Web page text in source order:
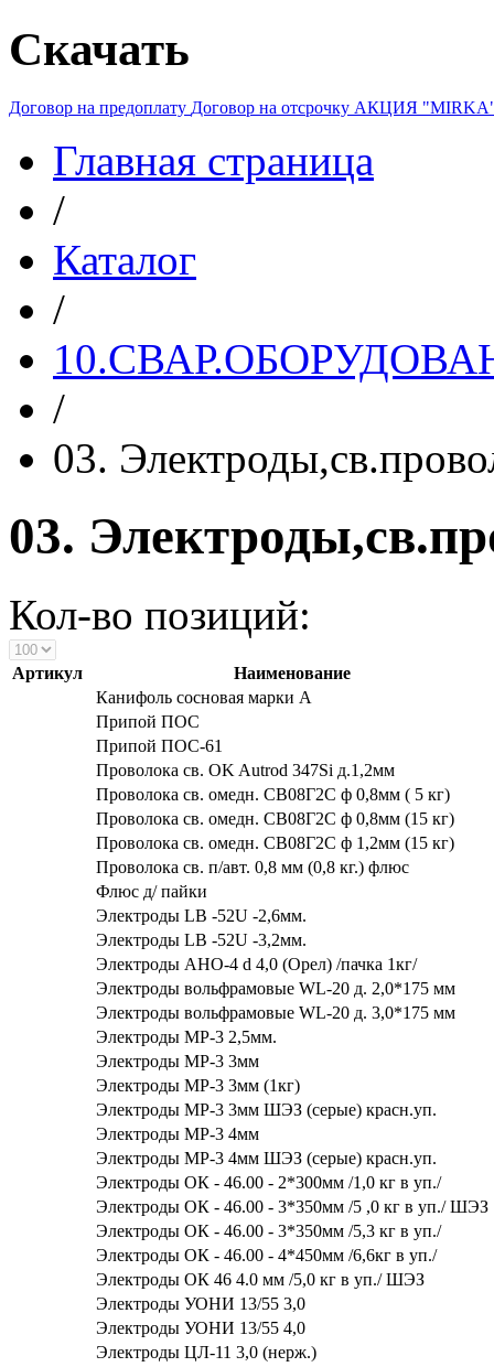
Скачать
Договор на предоплату Договор на отсрочку АКЦИЯ
Главная страница
/
Каталог
/
/
03.
03.
Кол-во позиций:
Артикул
Наименование
Канифоль сосновая марки А
Припой ПОС
Припой ПОС-61
Проволока св. OK Autrod 347Si д.1,2мм
Проволока св. омедн. СВ08Г2С ф 0,8мм ( 5 кг)
Проволока св. омедн. СВ08Г2С ф 0,8мм (15 кг)
Проволока св. омедн. СВ08Г2С ф 1,2мм (15 кг)
Проволока св. п/авт. 0,8 мм (0,8 кг.) флюс
Флюс д/ пайки
Электроды LB -52U -2,6мм.
Электроды LB -52U -3,2мм.
Электроды АНО-4 d 4,0 (Орел) /пачка 1кг/
Электроды вольфрамовые WL-20 д. 2,0*175 мм
Электроды вольфрамовые WL-20 д. 3,0*175 мм
Электроды МР-3 2,5мм.
Электроды МР-3 3мм
Электроды МР-3 3мм (1кг)
Электроды МР-3 3мм ШЭЗ (серые) красн.уп.
Электроды МР-3 4мм
Электроды МР-3 4мм ШЭЗ (серые) красн.уп.
Электроды ОК - 46.00 - 2*300мм /1,0 кг в уп./
Электроды ОК - 46.00 - 3*350мм /5 ,0 кг в уп./ ШЭЗ
Электроды ОК - 46.00 - 3*350мм /5,3 кг в уп./
Электроды ОК - 46.00 - 4*450мм /6,6кг в уп./
Электроды ОК 46 4.0 мм /5,0 кг в уп./ ШЭЗ
Электроды УОНИ 13/55 3,0
Электроды УОНИ 13/55 4,0
Электроды ЦЛ-11 3,0 (нерж.)